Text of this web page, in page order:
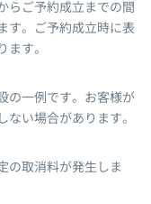
らご予約成立までの間
す。ご予約成立時に表
ます。
の一例です。お客様が
い場合があります。
の取消料が発生しま